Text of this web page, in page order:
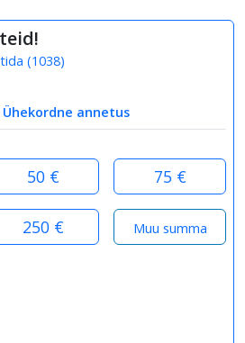
(1038)
Ühekordne annetus
50 € 75 €
250 €